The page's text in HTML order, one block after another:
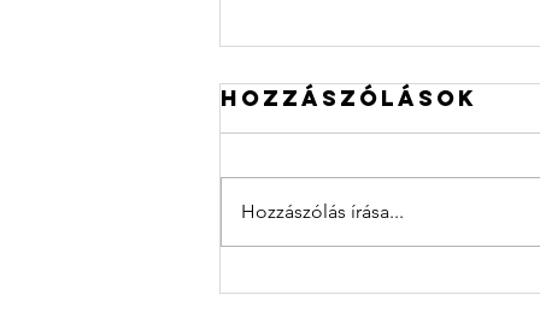
Közösségi tér
Hozzászólások
Hozzászólás írása...